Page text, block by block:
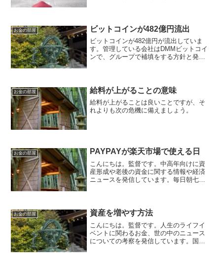
しょう。心配になる理由は...
お金の部屋 ビットコインが482億円流出
ビットコインが482億円が流出していま
す。管理している会社はDMMビットコイ
ンで、グループで補填をする方針と発表
お金の部屋 給料が上がることの意味
給料が上がることは良いことですが、そ
れよりも次の危機に備えましょう。
お金の部屋 PAYPAYが楽天市場で使える日
こんにちは。監督です。中高年向けに資
産形成や老後の資金に関する情報や経済
ニュースを発信しています。毎日朝七時
Zホールデ...
お金の部屋 資産を増やす方法
こんにちは。監督です。人生のライフイ
ベントに関わるお金、世の中のニュース
についての考察を発信しています。国家